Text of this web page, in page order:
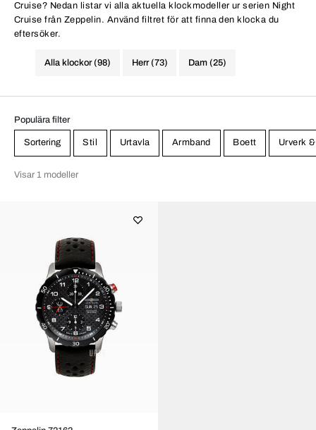
Cruise? Nedan listar vi alla aktuella klockmodeller ur serien Night
Cruise från Zeppelin. Använd filtret för att finna den klocka du
eftersöker.
Alla klockor (98) Herr (73) Dam (25)
Populära filter
Sortering Stil Urtavla Armband Boett Urverk
Visar 1 modeller